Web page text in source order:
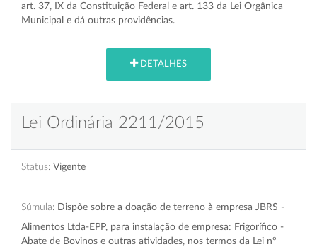
art. 37, IX da Constituição Federal e art. 133 da Lei Orgânica
Municipal e dá outras providências.
DETALHES
Lei Ordinária 2211/2015
Status: Vigente
Súmula: Dispõe sobre a doação de terreno à empresa JBRS -
Alimentos Ltda-EPP, para instalação de empresa: Frigorífico -
Abate de Bovinos e outras atividades, nos termos da Lei nº